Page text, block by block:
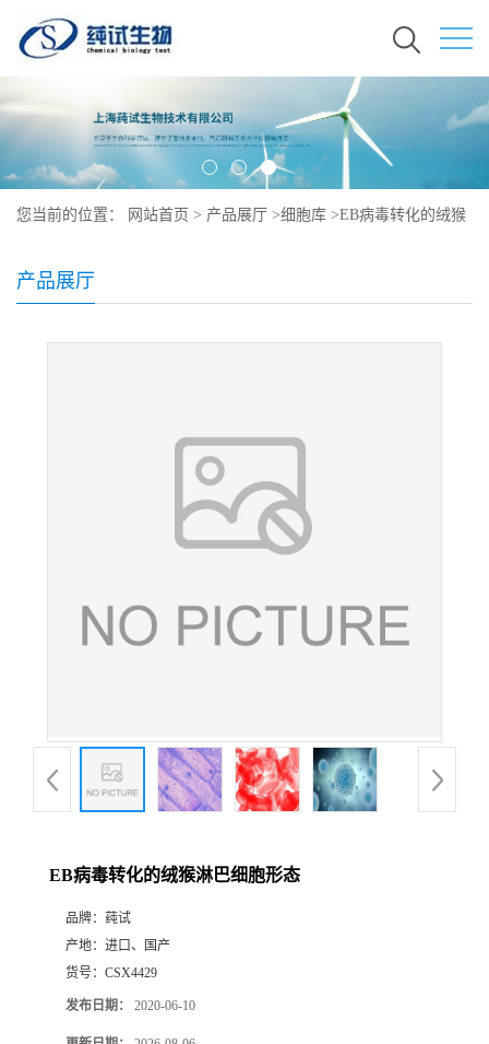
您当前的位置： 网站首页 > 产品展厅 >细胞库 >EB病毒转化的绒猴
产品展厅
EB病毒转化的绒猴淋巴细胞形态
品牌： 莼试
产地： 进口、国产
货号： CSX4429
发布日期： 2020-06-10